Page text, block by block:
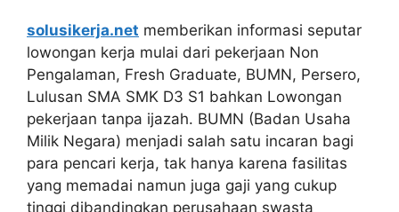
solusikerja.net memberikan informasi seputar
lowongan kerja mulai dari pekerjaan Non
Pengalaman, Fresh Graduate, BUMN, Persero,
Lulusan SMA SMK D3 S1 bahkan Lowongan
pekerjaan tanpa ijazah. BUMN (Badan Usaha
Milik Negara) menjadi salah satu incaran bagi
para pencari kerja, tak hanya karena fasilitas
yang memadai namun juga gaji yang cukup
tinggi dibandingkan perusahaan swasta